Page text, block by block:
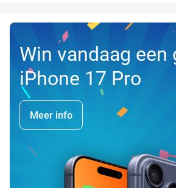
Win vandaag een
iPhone 17 Pro
Meer info